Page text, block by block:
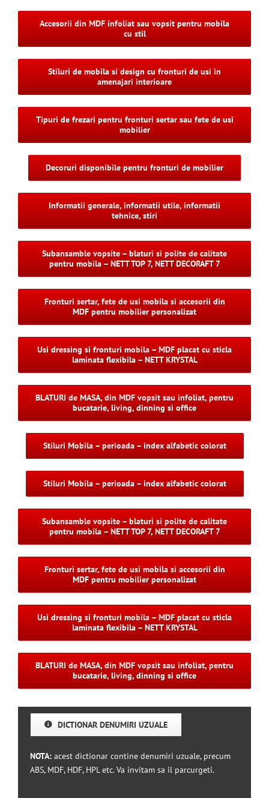
Accesorii din MDF infoliat sau vopsit pentru mobila
cu stil
Stiluri de mobila si design cu fronturi de usi in
amenajari interioare
Tipuri de frezari pentru fronturi sertar sau fete de usi
mobilier
Decoruri disponibile pentru fronturi de mobilier
Informatii generale, informatii utile, informatii
tehnice, stiri
Subansamble vopsite – blaturi si polite de calitate
pentru mobila – NETT TOP 7, NETT DECORAFT 7
Fronturi sertar, fete de usi mobila si accesorii din
MDF pentru mobilier personalizat
Usi dressing si fronturi mobila – MDF placat cu sticla
laminata flexibila – NETT KRYSTAL
BLATURI de MASA, din MDF vopsit sau infoliat, pentru
bucatarie, living, dinning si office
Stiluri Mobila – perioada – index alfabetic colorat
Stiluri Mobila – perioada – index alfabetic colorat
Subansamble vopsite – blaturi si polite de calitate
pentru mobila – NETT TOP 7, NETT DECORAFT 7
Fronturi sertar, fete de usi mobila si accesorii din
MDF pentru mobilier personalizat
Usi dressing si fronturi mobila – MDF placat cu sticla
laminata flexibila – NETT KRYSTAL
BLATURI de MASA, din MDF vopsit sau infoliat, pentru
bucatarie, living, dinning si office
DICTIONAR DENUMIRI UZUALE
NOTA: acest dictionar contine denumiri uzuale, precum
ABS, MDF, HDF, HPL etc. Va invitam sa il parcurgeti.